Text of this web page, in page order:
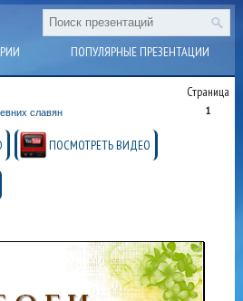
ПОПУЛЯРНЫЕ ПРЕЗЕНТАЦИИ
Страница
1
славян
ПОСМОТРЕТЬ ВИДЕО